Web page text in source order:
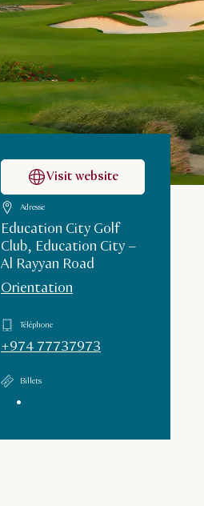
Visit website
Adresse
Education City Golf
Club, Education City –
Al Rayyan Road
Orientation
Téléphone
+974 77737973
Billets